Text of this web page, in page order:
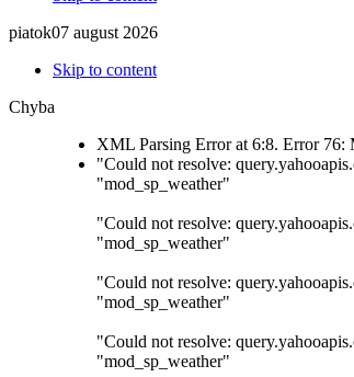
piatok07 august 2026
Skip to content
Chyba
XML Parsing Error at 6:8. Error 76:
"Could not resolve:
"mod_sp_weather"
"Could not resolve:
"mod_sp_weather"
"Could not resolve:
"mod_sp_weather"
"Could not resolve:
"mod_sp_weather"